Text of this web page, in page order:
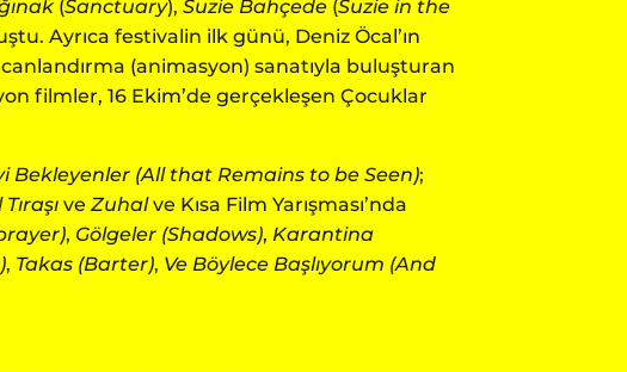
(Sanctuary), Suzie Bahçede (Suzie in the
Ayrıca festivalin ilk günü, Deniz Öcal’ın
(animasyon) sanatıyla buluşturan
filmler, 16 Ekim’de gerçekleşen Çocuklar
Bekleyenler (All that Remains to be Seen);
ve Zuhalve Kısa Film Yarışması’nda
, Gölgeler (Shadows), Karantina
, Takas (Barter), Ve Böylece Başlıyorum (And